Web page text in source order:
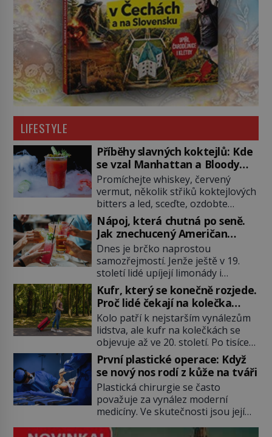
LIFESTYLE
Příběhy slavných koktejlů: Kde
se vzal Manhattan a Bloody
Mary?
Promíchejte whiskey, červený
vermut, několik střiků koktejlových
bitters a led, sceďte, ozdobte
koktejlovou třešinkou a tadá…
Manhattan je tu! A pokud to má být
skutečně on, dejte si pozor, ať
místo klasické americké rye
whiskey či klidně bourbonu
nepoužijete skotskou whisku. Co
se stane? Inu, koktejl bude stále
skvělý, ale už to nebude
Manhattan ale […]
Nápoj, která chutná po seně.
Jak znechucený Američan
vymyslel brčko
Dnes je brčko naprostou
samozřejmostí. Jenže ještě v 19.
století lidé upíjejí limonády i
koktejly dutými stébly žita nebo
žitné slámy. Fungují sice dobře,
mají ale jednu nepříjemnou
vlastnost po chvíli se rozmáčejí a
nápoji dodávají travnatou příchuť.
Právě tahle drobná nepříjemnost
přivede amerického výrobce
cigaretových náustků k nápadu,
který změní způsob pití po celém
[…]
Kufr, který se konečně rozjede.
Proč lidé čekají na kolečka
téměř pět tisíc let?
Kolo patří k nejstarším vynálezům
lidstva, ale kufr na kolečkách se
objevuje až ve 20. století. Po tisíce
let lidé vláčejí těžká zavazadla v
rukou, na zádech nebo je nakládají
na povozy. Stačí přitom jediný
nápad, připevnit ke kufru kolečka.
Jenže právě ten nikdo dlouho
nedostane. Až jednou se na letišti
ozve věta, která změní […]
První plastické operace: Když
se nový nos rodí z kůže na tváři
Plastická chirurgie se často
považuje za vynález moderní
medicíny. Ve skutečnosti jsou její